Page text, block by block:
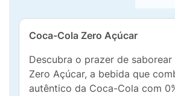
Coca-Cola Zero Açúcar
Descubra o prazer de
Zero Açúcar, a bebida que
autêntico da Coca-Cola com